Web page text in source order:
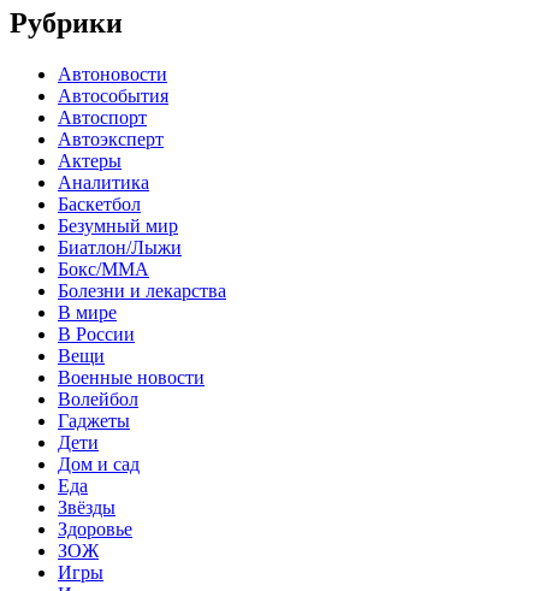
Рубрики
Автоновости
Автособытия
Автоспорт
Автоэксперт
Актеры
Аналитика
Баскетбол
Безумный мир
Биатлон/Лыжи
Бокс/MMA
Болезни и лекарства
В мире
В России
Вещи
Военные новости
Волейбол
Гаджеты
Дети
Дом и сад
Еда
Звёзды
Здоровье
ЗОЖ
Игры